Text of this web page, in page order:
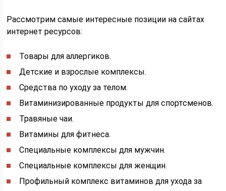
Рассмотрим самые интересные позиции на сайтах
интернет ресурсов:
Товары для аллергиков.
Детские и взрослые комплексы.
Средства по уходу за телом.
Витаминизированные продукты для спортсменов.
Травяные чаи.
Витамины для фитнеса.
Специальные комплексы для мужчин.
Специальные комплексы для женщин.
Профильный комплекс витаминов для ухода за